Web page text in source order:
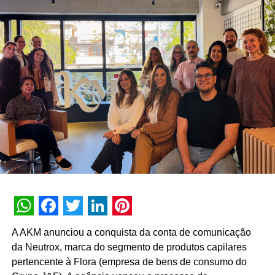
uma evolução do DNA da agência.
“Construímos nossa trajetória com a crença de que
nenhuma experiência vale a pena sem conteúdo e
nenhum conteúdo é relevante sem gerar impacto real no
mundo físico ou digital. Durante esta década, nunca
deixamos de nos reinventar e entendemos que
experiência de marca é um motor de crescimento direto.
É essa evolução que traduzimos hoje como Business
Experience”, destaca Paulo Farnese, CEO da EAÍ?!.
“Completar dez anos é celebrar esta história com o
mesmo entusiasmo do primeiro dia, reafirmando nosso
valor para o ecossistema dos nossos clientes”.
Com um portfólio que carrega o histórico de projetos para
gigantes do mercado como Whirlpool, Heineken, Banco
BMG, Banco Inter, Grupo Boticário, Suvinil, GOL,
Havaianas e MetLife, para seguir o ritmo do seu
WhatsApp
Facebook
Twitter
LinkedIn
Pinterest
A AKM anunciou a conquista da conta de comunicação
da Neutrox, marca do segmento de produtos capilares
pertencente à Flora (empresa de bens de consumo do